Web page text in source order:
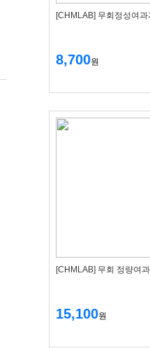
[CHMLAB] 무회정성여과
8,700원
[CHMLAB] 무회 정량여
15,100원